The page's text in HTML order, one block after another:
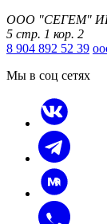
ООО "СЕГЕМ" ИНН
5 стр. 1 кор. 2
8 904 892 52 39
Мы в соц сетях